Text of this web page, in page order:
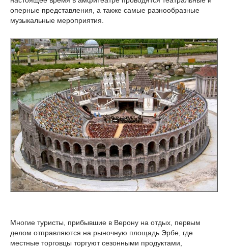
оперные представления, а также самые разнообразные
музыкальные мероприятия.
Многие туристы, прибывшие в Верону на отдых, первым
делом отправляются на рыночную площадь Эрбе, где
местные торговцы торгуют сезонными продуктами,